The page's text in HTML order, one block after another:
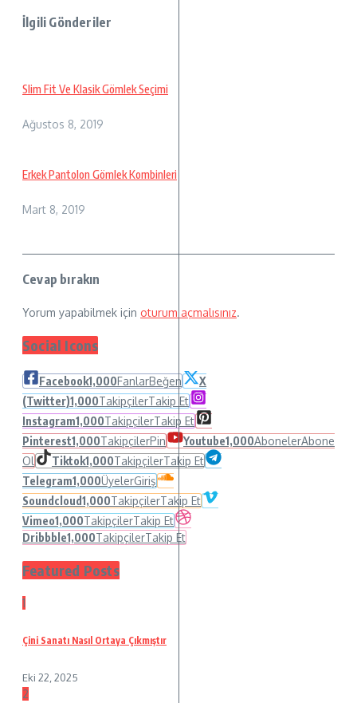
İlgili Gönderiler
Slim Fit Ve Klasik Gömlek Seçimi
Ağustos 8, 2019
Erkek Pantolon Gömlek Kombinleri
Mart 8, 2019
Cevap bırakın
Yorum yapabilmek için oturum açmalısınız.
Social Icons
Facebook1,000FanlarBeğen
X
(Twitter)1,000TakipçilerTakip Et
Instagram1,000TakipçilerTakip Et
Pinterest1,000TakipçilerPin Youtube1,000AbonelerAbone
Ol
Tiktok1,000TakipçilerTakip Et
Telegram1,000ÜyelerGiriş
Soundcloud1,000TakipçilerTakip Et
Vimeo1,000TakipçilerTakip Et
Dribbble1,000TakipçilerTakip Et
Featured Posts
1
Çini Sanatı Nasıl Ortaya Çıkmıştır
Eki 22, 2025
2